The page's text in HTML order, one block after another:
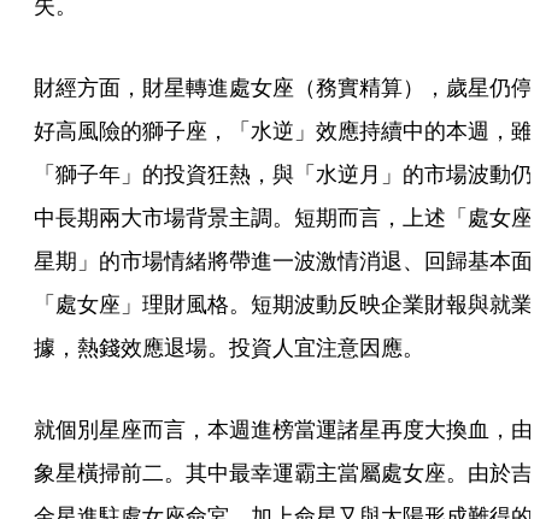
財經方面，財星轉進處女座（務實精算），歲星仍停
好高風險的獅子座，「水逆」效應持續中的本週，雖
「獅子年」的投資狂熱，與「水逆月」的市場波動仍
中長期兩大市場背景主調。短期而言，上述「處女座
星期」的市場情緒將帶進一波激情消退、回歸基本面
「處女座」理財風格。短期波動反映企業財報與就業
據，熱錢效應退場。投資人宜注意因應。
就個別星座而言，本週進榜當運諸星再度大換血，由
象星橫掃前二。其中最幸運霸主當屬處女座。由於吉